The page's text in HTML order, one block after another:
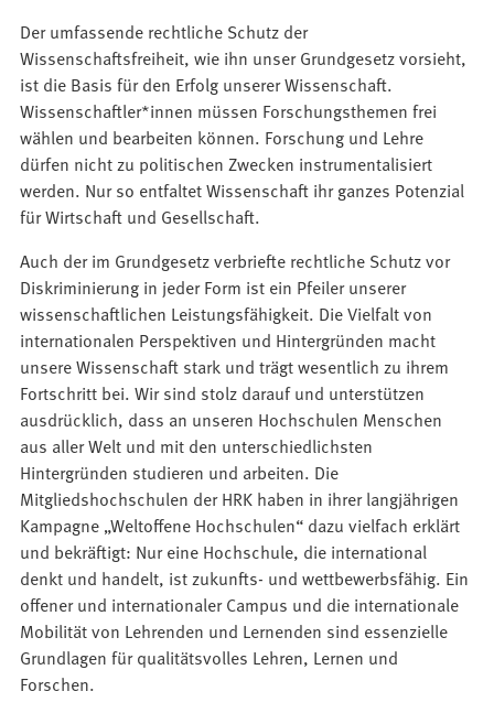
Der umfassende rechtliche Schutz der
Wissenschaftsfreiheit, wie ihn unser Grundgesetz vorsieht,
ist die Basis für den Erfolg unserer Wissenschaft.
Wissenschaftler*innen müssen Forschungsthemen frei
wählen und bearbeiten können. Forschung und Lehre
dürfen nicht zu politischen Zwecken instrumentalisiert
werden. Nur so entfaltet Wissenschaft ihr ganzes Potenzial
für Wirtschaft und Gesellschaft.
Auch der im Grundgesetz verbriefte rechtliche Schutz vor
Diskriminierung in jeder Form ist ein Pfeiler unserer
wissenschaftlichen Leistungsfähigkeit. Die Vielfalt von
internationalen Perspektiven und Hintergründen macht
unsere Wissenschaft stark und trägt wesentlich zu ihrem
Fortschritt bei. Wir sind stolz darauf und unterstützen
ausdrücklich, dass an unseren Hochschulen Menschen
aus aller Welt und mit den unterschiedlichsten
Hintergründen studieren und arbeiten. Die
Mitgliedshochschulen der HRK haben in ihrer langjährigen
Kampagne „Weltoffene Hochschulen“ dazu vielfach erklärt
und bekräftigt: Nur eine Hochschule, die international
denkt und handelt, ist zukunfts- und wettbewerbsfähig. Ein
offener und internationaler Campus und die internationale
Mobilität von Lehrenden und Lernenden sind essenzielle
Grundlagen für qualitätsvolles Lehren, Lernen und
Forschen.